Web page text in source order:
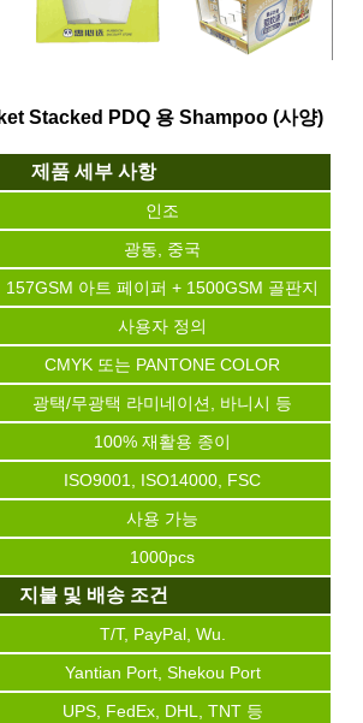
Stacked PDQ 용 Shampoo (사양)
제품 세부 사항
인조
광동, 중국
157GSM 아트 페이퍼 + 1500GSM 골판지
사용자 정의
CMYK 또는 PANTONE COLOR
광택/무광택 라미네이션, 바니시 등
100% 재활용 종이
ISO9001, ISO14000, FSC
사용 가능
1000pcs
지불 및 배송 조건
T/T, PayPal, Wu.
Yantian Port, Shekou Port
UPS, FedEx, DHL, TNT 등